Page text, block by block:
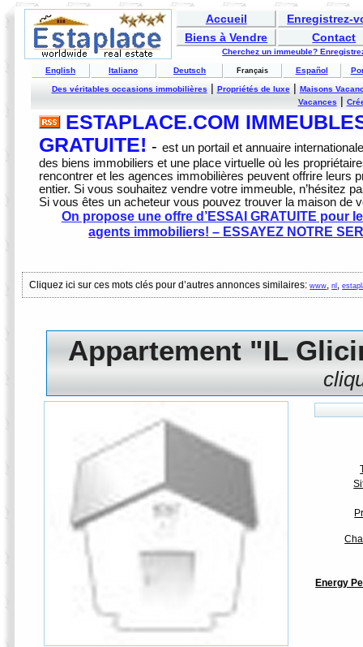
Accueil
Enregistrez-
Biens à Vendre
Contact
Cherchez un immeuble?
English Italiano Deutsch Français Español
Des véritables occasions immobilières| Propriétés de luxe| Maisons
Vacances |
ESTAPLACE.COM
GRATUITE! -est un portail et annuaire
des biens immobiliers et une place virtuelle où les
rencontrer et les agences immobilières peuvent offrire leurs
entier. Si vous souhaitez vendre votre immeuble, n’hésitez
Si vous êtes un acheteur vous pouvez trouver la maison de
On propose une offre d’ESSAI GRATUITE pour
agents immobiliers! – ESSAYEZ NOTRE
Cliquez ici sur ces mots clés pour d’autres annonces similaires:www,nl ,
Appartement "IL
Energy